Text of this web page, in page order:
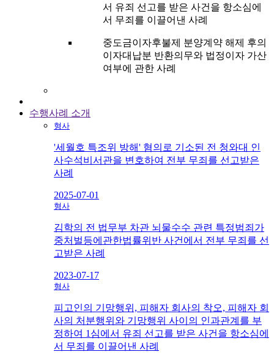
서 유죄 선고를 받은 사건을 항소심에
서 무죄를 이끌어낸 사례
중도금이자후불제 분양계약 해제 후의
이자대납분 반환의무와 법정이자 가산
여부에 관한 사례
수행사례 소개
형사
'세월호 특조위 방해' 혐의로 기소된 전 청와대 인
사수석비서관을 변호하여 전부 무죄를 선고받은
사례
2025-07-01
형사
김학의 전 법무부 차관 뇌물수수 관련 특정범죄가
중처벌등에관한법률위반 사건에서 전부 무죄를 선
고받은 사례
2023-07-17
형사
피고인의 기망행위, 피해자 회사의 착오, 피해자 회
사의 처분행위와 기망행위 사이의 인과관계를 부
정하여 1심에서 유죄 선고를 받은 사건을 항소심에
서 무죄를 이끌어낸 사례